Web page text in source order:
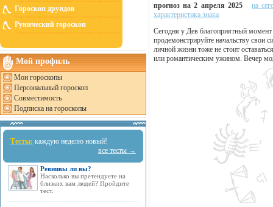
Гороскоп друидов
Рунический гороскоп
Мой профиль
Мои гороскопы
Персональный гороскоп
Совместимость
Подписка на гороскопы
Тесты: каждую неделю новый!
все тесты →
Ревнивы ли вы?
Насколько вы претендуете на
близких вам людей? Пройдите
тест.
прогноз на 2 апреля 2025
на
характеристика знака
Сегодня у Дев благоприятный момент
продемонстрируйте начальству свои
личной жизни тоже не стоит
или романтическим ужином. Вечер